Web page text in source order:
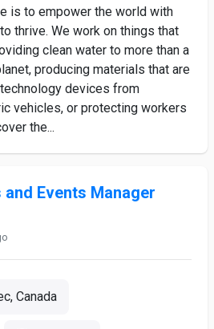
is to empower the world with
thrive. We work on things that
clean water to more than a
producing materials that are
devices from
vehicles, or protecting workers
the...
Events Manager
Canada